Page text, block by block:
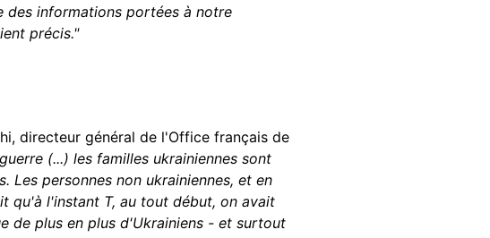
des informations portées à notre
précis."
directeur général de l'Office français de
(...) les familles ukrainiennes sont
Les personnes non ukrainiennes, et en
qu'à l'instant T, au tout début, on avait
de plus en plus d'Ukrainiens - et surtout